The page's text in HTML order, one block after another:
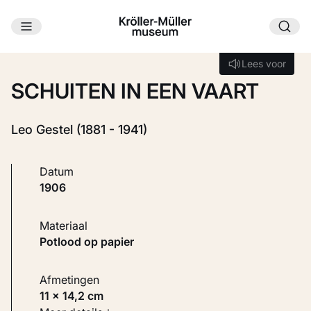
Ga naar hoofdinhoud
Lees voor
Lees voor
SCHUITEN IN EEN VAART
Leo Gestel (1881 - 1941)
Datum
1906
Materiaal
Potlood op papier
Afmetingen
11 × 14,2 cm